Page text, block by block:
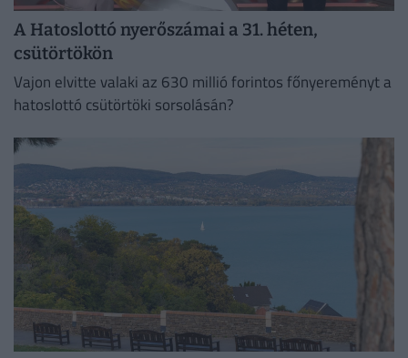
A Hatoslottó nyerőszámai a 31. héten,
csütörtökön
Vajon elvitte valaki az 630 millió forintos főnyereményt a
hatoslottó csütörtöki sorsolásán?